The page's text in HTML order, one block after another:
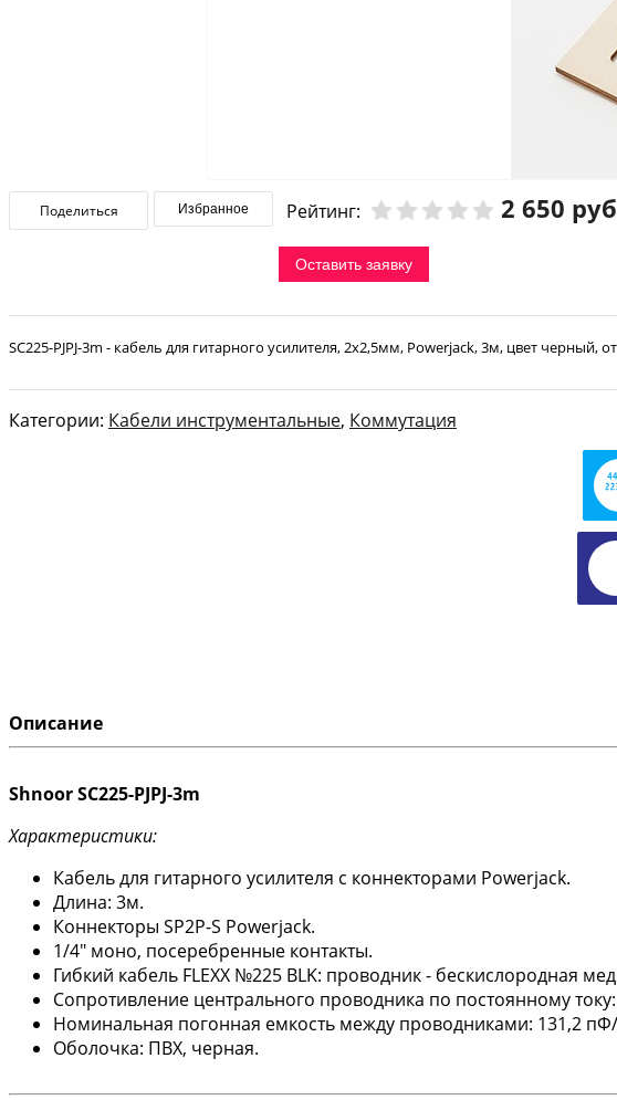
Поделиться Избранное Рейтинг: 2 650
Оставить заявку
SC225-PJPJ-3m - кабель для гитарного усилителя, 2х2,5мм, Powerjack, 3м, цвет черный,
Категории: Кабели инструментальные, Коммутация
Описание
Shnoor SC225-PJPJ-3m
Характеристики:
Кабель для гитарного усилителя с коннекторами Powerjack.
Длина: 3м.
Коннекторы SP2P-S Powerjack.
1/4" моно, посеребренные контакты.
Гибкий кабель FLEXX №225 BLK: проводник - бескислородная
Сопротивление центрального проводника по постоянному
Номинальная погонная емкость между проводниками: 131,2
Оболочка: ПВХ, черная.